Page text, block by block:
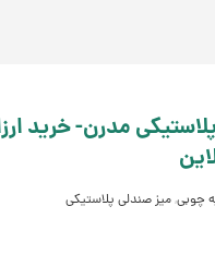
مدرن- خرید
چوبی,میز صندلی پلاستیکی